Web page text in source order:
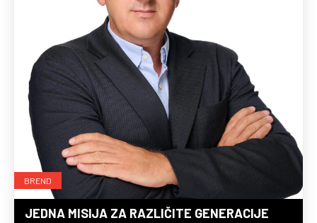
BREND
JEDNA MISIJA ZA RAZLIČITE GENERACIJE